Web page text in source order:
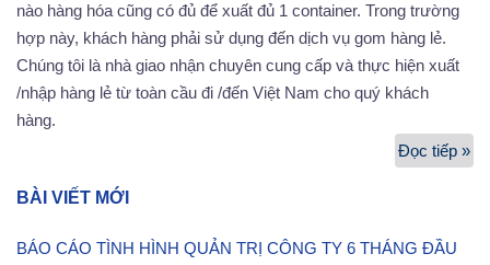
nào hàng hóa cũng có đủ để xuất đủ 1 container. Trong trường
hợp này, khách hàng phải sử dụng đến dịch vụ gom hàng lẻ.
Chúng tôi là nhà giao nhận chuyên cung cấp và thực hiện xuất
/nhập hàng lẻ từ toàn cầu đi /đến Việt Nam cho quý khách
hàng.
Đọc tiếp »
BÀI VIẾT MỚI
BÁO CÁO TÌNH HÌNH QUẢN TRỊ CÔNG TY 6 THÁNG ĐẦU